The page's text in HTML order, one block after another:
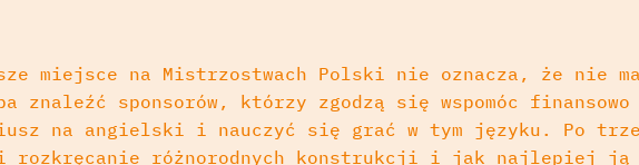
miejsce na Mistrzostwach Polski nie oznacza, że nie
znaleźć sponsorów, którzy zgodzą się wspomóc
na angielski i nauczyć się grać w tym języku. Po
rozkręcanie różnorodnych konstrukcji i jak najlepiej ją